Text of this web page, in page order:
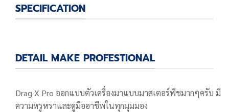
SPECIFICATION
DETAIL MAKE PROFESTIONAL
Drag X Pro ออกแบบตัวเครื่องมาแบบมาสเตอร์พีชมากๆครับ มี
ความหรูหราและดูมืออาชีพในทุกมุมมอง